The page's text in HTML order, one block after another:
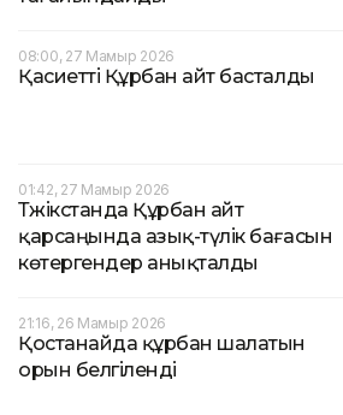
08:00, 27 Мамыр 2026
Қасиетті Құрбан айт басталды
01:42, 27 Мамыр 2026
Тәжікстанда Құрбан айт
қарсаңында азық-түлік бағасын
көтергендер анықталды
21:16, 26 Мамыр 2026
Қостанайда құрбан шалатын
орын белгіленді